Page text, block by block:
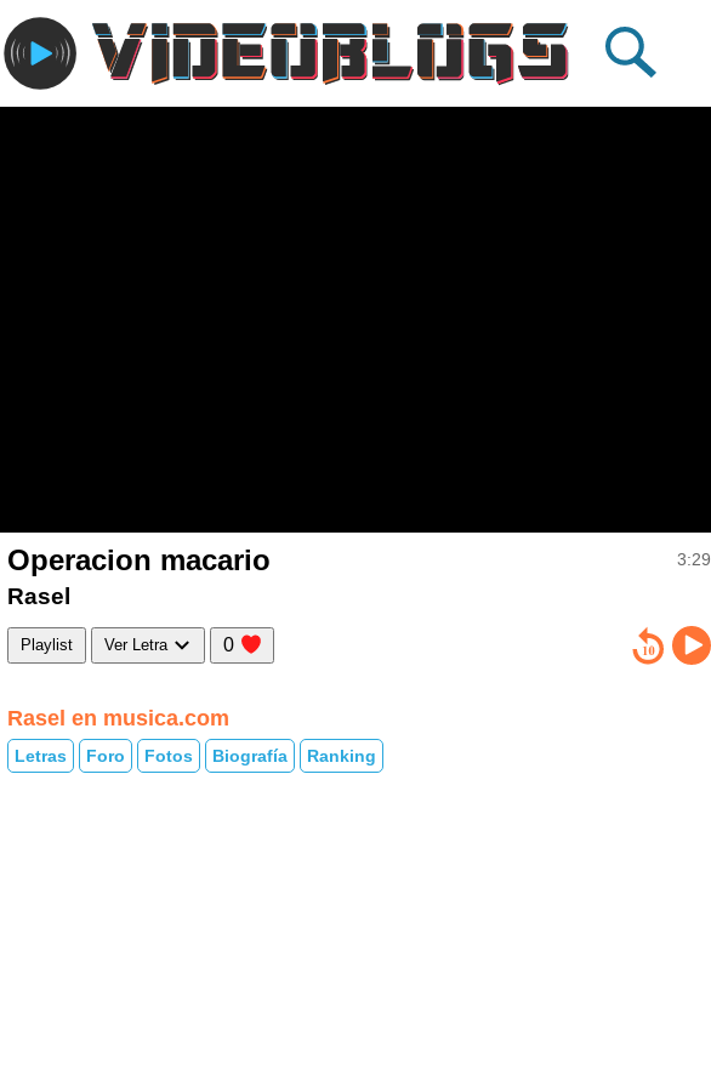
Operacion macario 3:29
Rasel
Playlist Ver Letra 0
Rasel en musica.com
Letras Foro Fotos Biografía Ranking